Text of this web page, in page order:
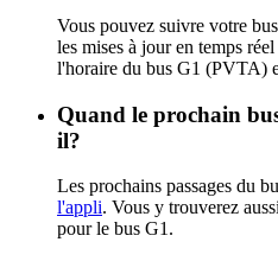
Vous pouvez suivre votre
les mises à jour en temps
l'horaire du bus G1 (PVTA)
Quand le prochain
il?
Les prochains passages du
l'appli. Vous y trouverez
pour le bus G1.